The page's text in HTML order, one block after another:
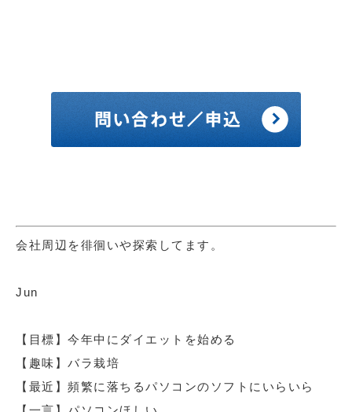
会社周辺を徘徊いや探索してます。
Jun
【目標】今年中にダイエットを始める
【趣味】バラ栽培
【最近】頻繁に落ちるパソコンのソフトにいらいら